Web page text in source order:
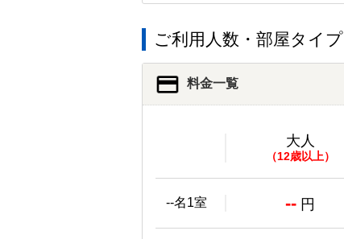
ご利用人数・部屋タイプ
料金一覧
大人
（12歳以上）
--名1室 -- 円